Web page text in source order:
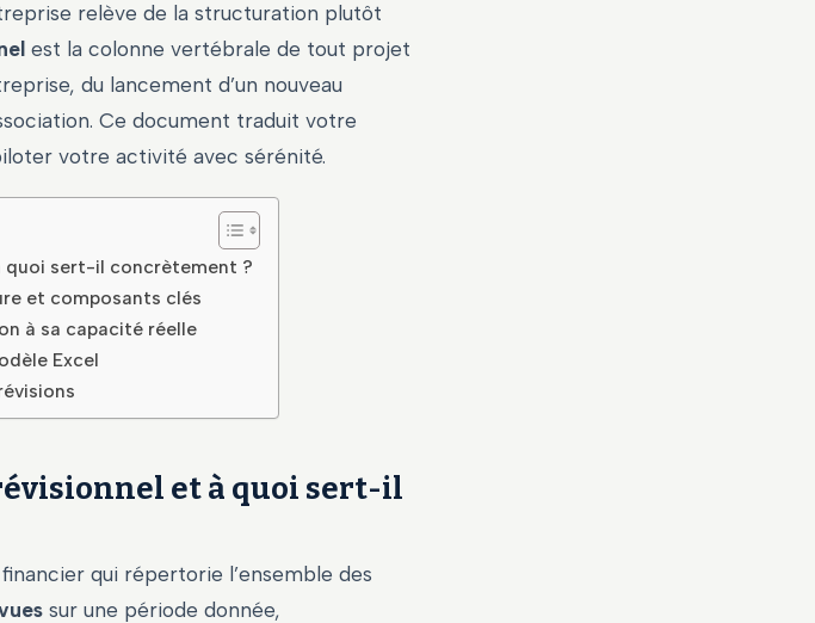
relève de la structuration plutôt
est la colonne vertébrale de tout projet
du lancement d’un nouveau
Ce document traduit votre
votre activité avec sérénité.
quoi sert-il concrètement ?
et composants clés
à sa capacité réelle
Excel
et à quoi sert-il
qui répertorie l’ensemble des
sur une période donnée,